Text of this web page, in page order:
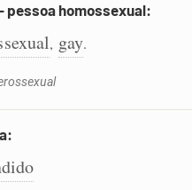
pessoa homossexual:
, gay.